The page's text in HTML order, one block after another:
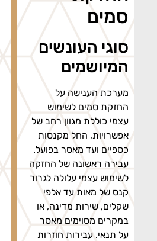
סמים
סוגי העונשים
המיושמים
מערכת הענישה על
החזקת סמים לשימוש
עצמי כוללת מגוון רחב של
אפשרויות, החל מקנסות
כספיים ועד מאסר בפועל.
עבירה ראשונה של החזקה
לשימוש עצמי עלולה לגרור
קנס של מאות עד אלפי
שקלים, שירות מדינה, או
במקרים מסוימים מאסר
על תנאי. עבירות חוזרות